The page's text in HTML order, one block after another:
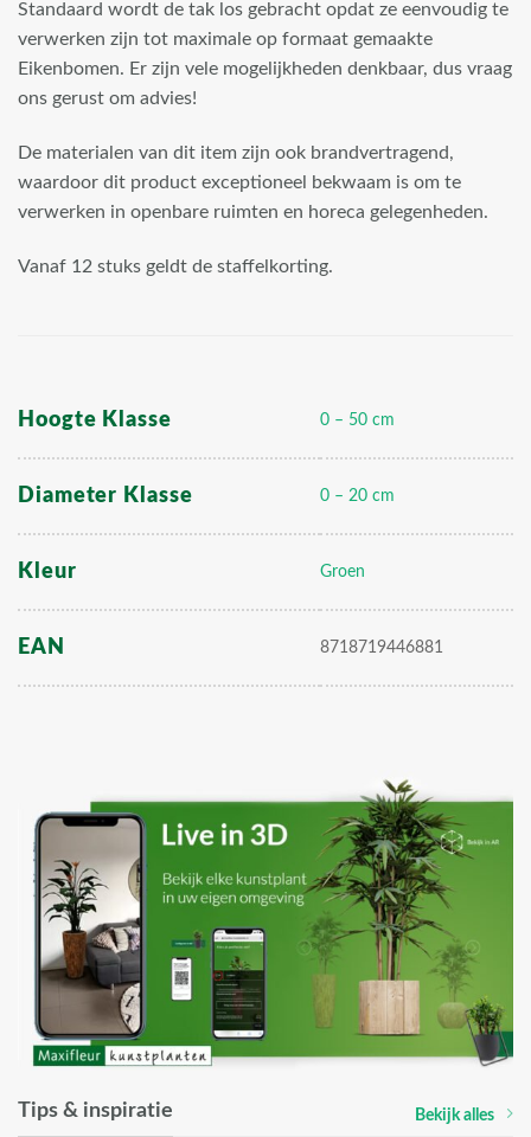
Standaard wordt de tak los gebracht opdat ze eenvoudig te
verwerken zijn tot maximale op formaat gemaakte
Eikenbomen. Er zijn vele mogelijkheden denkbaar, dus vraag
ons gerust om advies!
De materialen van dit item zijn ook brandvertragend,
waardoor dit product exceptioneel bekwaam is om te
verwerken in openbare ruimten en horeca gelegenheden.
Vanaf 12 stuks geldt de staffelkorting.
Hoogte Klasse 0 – 50 cm
Diameter Klasse 0 – 20 cm
Kleur Groen
EAN 8718719446881
Tips & inspiratie Bekijk alles